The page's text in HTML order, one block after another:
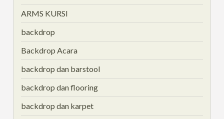
ARMS KURSI
backdrop
Backdrop Acara
backdrop dan barstool
backdrop dan flooring
backdrop dan karpet